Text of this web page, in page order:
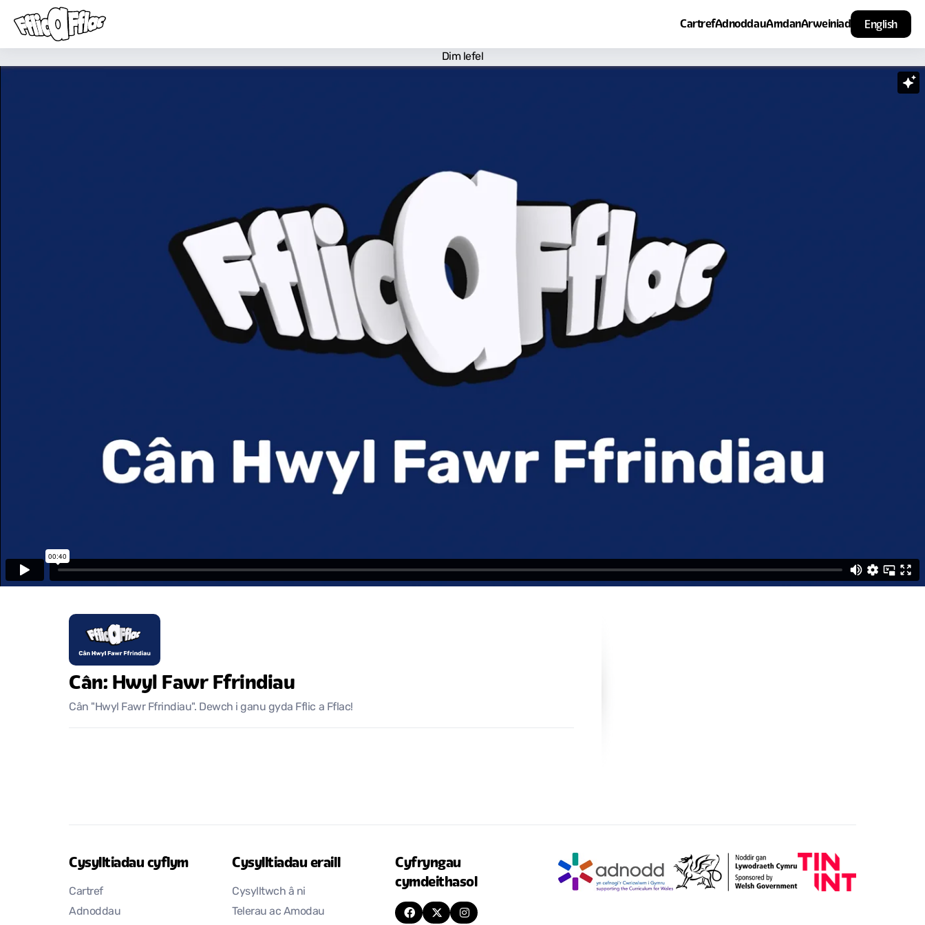
CartrefAdnoddauAmdanArweiniad English
Dim lefel
Cân: Hwyl Fawr Ffrindiau
Cân "Hwyl Fawr Ffrindiau". Dewch i ganu gyda Fflic a Fflac!
Cysylltiadau cyflym
Cartref
Adnoddau
Cysylltiadau eraill
Cysylltwch â ni
Telerau ac Amodau
Cyfryngau
cymdeithasol